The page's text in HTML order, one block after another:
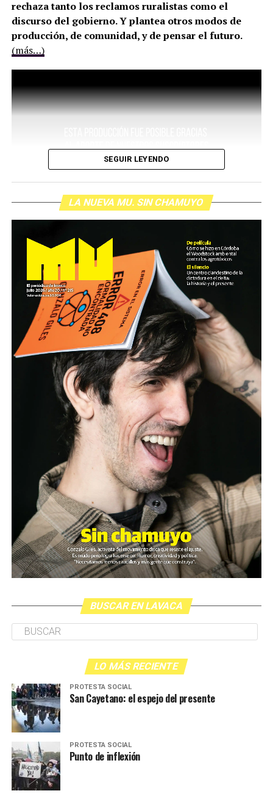
rechaza tanto los reclamos ruralistas como el
discurso del gobierno. Y plantea otros modos de
producción, de comunidad, y de pensar el futuro.
(más…)
SEGUIR LEYENDO
LA NUEVA MU. SIN CHAMUYO
BUSCAR EN LAVACA
LO MÁS RECIENTE
PROTESTA SOCIAL
San Cayetano: el espejo del presente
PROTESTA SOCIAL
Punto de inflexión